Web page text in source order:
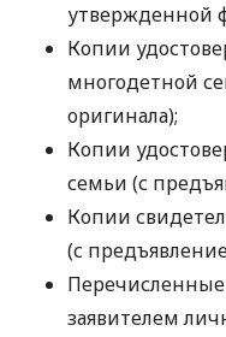
утвержденной
Копии
многодетной
оригинала);
Копии
семьи (с
Копии
(с
заявителем